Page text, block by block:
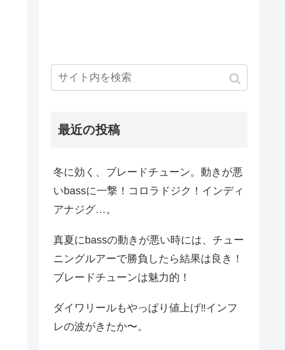
最近の投稿
冬に効く、ブレードチューン。動きが悪
いbassに一撃！コロラドジク！インディ
アナジグ…。
真夏にbassの動きが悪い時には、チュー
ニングルアーで勝負したら結果は良き！
ブレードチューンは魅力的！
ダイワリールもやっぱり値上げ‼︎インフ
レの波がきたか〜。